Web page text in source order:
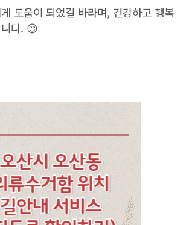
도움이 되었길 바라며, 건강하고 행복
다. 😊